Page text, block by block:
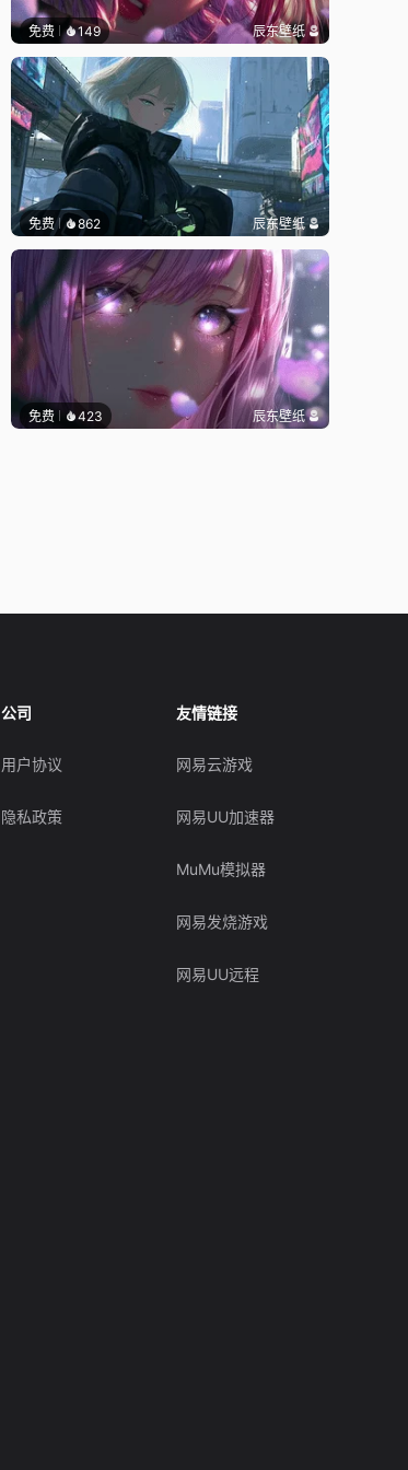
免费 149 辰东壁纸
免费 862 辰东壁纸
免费 423 辰东壁纸
公司
用户协议
隐私政策
友情链接
网易云游戏
网易UU加速器
MuMu模拟器
网易发烧游戏
网易UU远程